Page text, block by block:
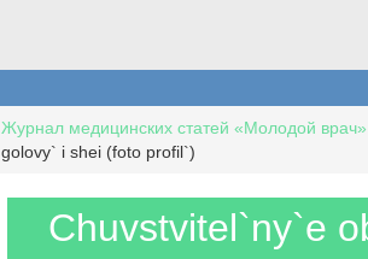
Журнал медицинских статей «Молодой врач»
golovy` i shei (foto profil`)
Chuvstvitel`ny`e